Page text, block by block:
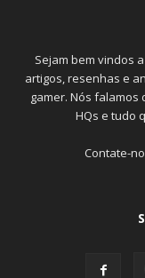
Sejam bem vindos
artigos, resenhas e
gamer. Nós falamos
HQs e tudo
Contate-